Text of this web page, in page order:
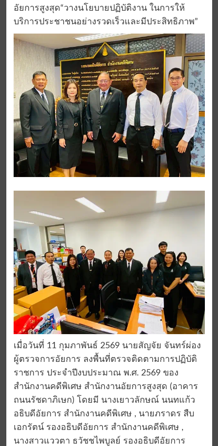
อัยการสูงสุด“วางนโยบายปฏิบัติงาน ในการให้
บริการประชาชนอย่างรวดเร็วและมีประสิทธิภาพ”
เมื่อวันที่ 11 กุมภาพันธ์ 2569 นายสัญจัย จันทร์ผ่อง
ผู้ตรวจการอัยการ ลงพื้นที่ตรวจติดตามการปฏิบัติ
ราชการ ประจำปีงบประมาณ พ.ศ. 2569 ของ
สำนักงานคดีพิเศษ สำนักงานอัยการสูงสุด (อาคาร
ถนนรัชดาภิเษก) โดยมี นางเยาวลักษณ์ นนทแก้ว
อธิบดีอัยการ สำนักงานคดีพิเศษ , นายภราดร สืบ
เอกรัตน์ รองอธิบดีอัยการ สำนักงานคดีพิเศษ ,
นางสาวแววตา ธวัชชไพบูลย์ รองอธิบดีอัยการ